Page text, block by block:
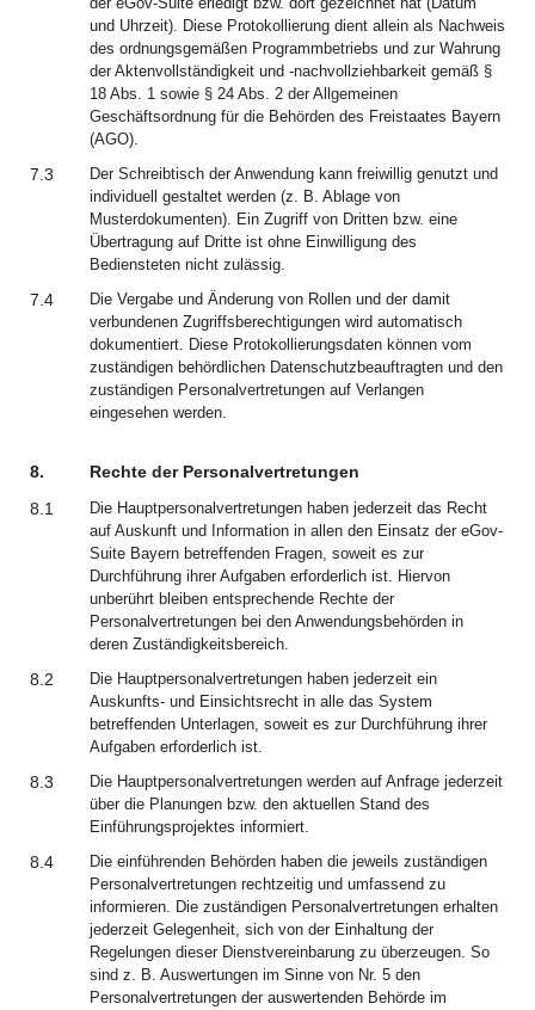
und Uhrzeit). Diese Protokollierung dient allein als Nachweis
des ordnungsgemäßen Programmbetriebs und zur Wahrung
der Aktenvollständigkeit und -nachvollziehbarkeit gemäß §
18 Abs. 1 sowie § 24 Abs. 2 der Allgemeinen
Geschäftsordnung für die Behörden des Freistaates Bayern
(AGO).
7.3
Der Schreibtisch der Anwendung kann freiwillig genutzt und
individuell gestaltet werden (z. B. Ablage von
Musterdokumenten). Ein Zugriff von Dritten bzw. eine
Übertragung auf Dritte ist ohne Einwilligung des
Bediensteten nicht zulässig.
7.4
Die Vergabe und Änderung von Rollen und der damit
verbundenen Zugriffsberechtigungen wird automatisch
dokumentiert. Diese Protokollierungsdaten können vom
zuständigen behördlichen Datenschutzbeauftragten und den
zuständigen Personalvertretungen auf Verlangen
eingesehen werden.
8.
Rechte der Personalvertretungen
8.1
Die Hauptpersonalvertretungen haben jederzeit das Recht
auf Auskunft und Information in allen den Einsatz der eGov-
Suite Bayern betreffenden Fragen, soweit es zur
Durchführung ihrer Aufgaben erforderlich ist. Hiervon
unberührt bleiben entsprechende Rechte der
Personalvertretungen bei den Anwendungsbehörden in
deren Zuständigkeitsbereich.
8.2
Die Hauptpersonalvertretungen haben jederzeit ein
Auskunfts- und Einsichtsrecht in alle das System
betreffenden Unterlagen, soweit es zur Durchführung ihrer
Aufgaben erforderlich ist.
8.3
Die Hauptpersonalvertretungen werden auf Anfrage jederzeit
über die Planungen bzw. den aktuellen Stand des
Einführungsprojektes informiert.
8.4
Die einführenden Behörden haben die jeweils zuständigen
Personalvertretungen rechtzeitig und umfassend zu
informieren. Die zuständigen Personalvertretungen erhalten
jederzeit Gelegenheit, sich von der Einhaltung der
Regelungen dieser Dienstvereinbarung zu überzeugen. So
sind z. B. Auswertungen im Sinne von Nr. 5 den
Personalvertretungen der auswertenden Behörde im